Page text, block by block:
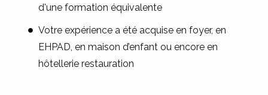
d'une formation équivalente
Votre expérience a été acquise en foyer, en
EHPAD, en maison d’enfant ou encore en
hôtellerie restauration